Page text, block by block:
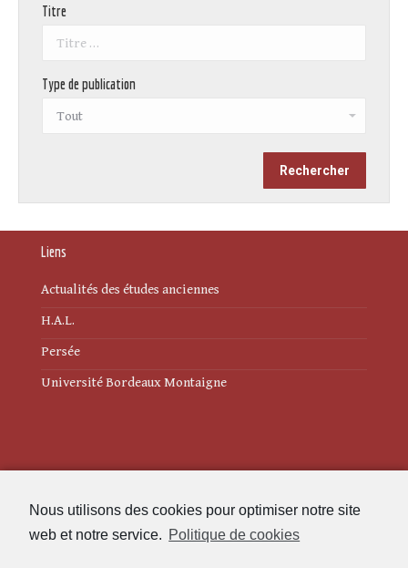
Nous utilisons des cookies pour optimiser notre site
web et notre service. Politique de cookies
Titre
Type de publication
Liens
Actualités des études anciennes
H.A.L.
Persée
Université Bordeaux Montaigne
Politique de cookies (UE)